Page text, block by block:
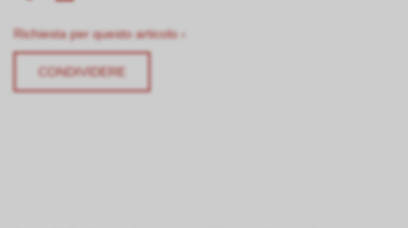
Richiesta per questo articolo ›
CONDIVIDERE